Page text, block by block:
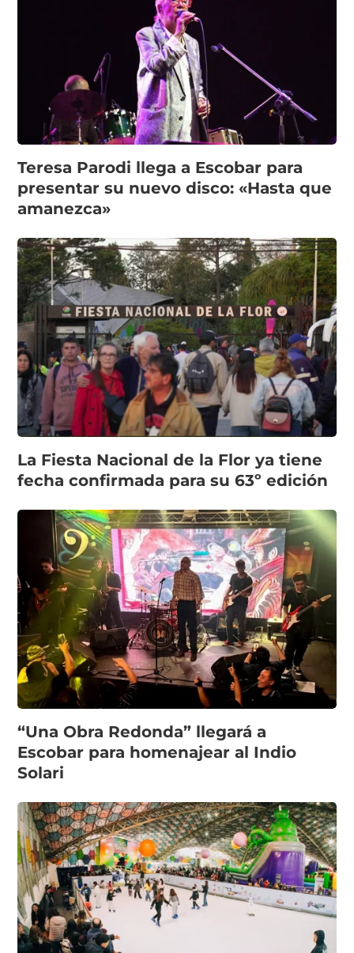
Teresa Parodi llega a Escobar para
presentar su nuevo disco: «Hasta que
amanezca»
La Fiesta Nacional de la Flor ya tiene
fecha confirmada para su 63º edición
“Una Obra Redonda” llegará a
Escobar para homenajear al Indio
Solari